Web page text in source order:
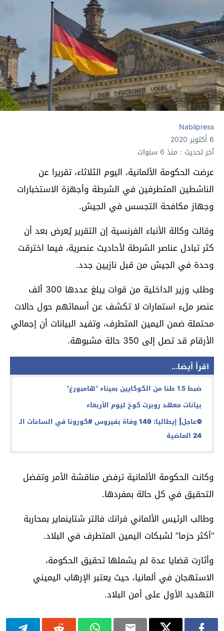
Nabilpress
6 أكتوبر 2020
آخر تحديث : منذ 6 سنوات
عرضت الحكومة الألمانية، اليوم الثلاثاء، تقريرا عن
الناشطين المتطرفين في الشرطة وأجهزة الاستخبارات
وجهاز مكافحة التجسس في الجيش.
وقالت وكالة الأنباء الفرنسية إن التقرير يُعرض بعد أن
كثر تبادل عناصر الشرطة لأحاديث عنصرية، فيما اخترقت
وحدة في الجيش من قبل نازيين جدد.
وطلب وزير الداخلية من قوات يبلغ عددها 300 ألف
عنصر ملء استمارات لا تكشف عن أسمائهم حول حالات
محتملة ضمن اليمين المتطرف، وتفيد البيانات أن إجمالي
الأرقام قد تصل إلى 350 حالة مشبوهة.
اقرأ أيضا...
ضبط 1.5 طنا من الكوكايين بميناء “هامبورغ”
بيانات معهد روبرت كوخ ليوم الأربعاء
⛔
عاجل‬⁩| إيطاليا‬⁩: 149 وفاة بفيروس ⁧‫#كورونا‬⁩ في الساعات الـ
24 الماضية
وكانت الحكومة الألمانية ترفض مناقشة الأمر وتفضل
التحقيق في كل حالة بمفردها.
وطالب الرئيس الألماني فرانك فالتر شتاينماير بمحاربة
“أكثر حزما” لشبكات اليمين المتطرف في البلاد.
وأثارت قضايا عدة لم يشملها تحقيق الحكومة،
الاستهجان في ألمانيا، حيث يعتبر الإرهاب اليميني
التهديد الأول على أمن البلاد.